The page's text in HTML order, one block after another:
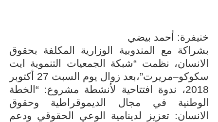
خنيفرة: أحمد بيضي
بشراكة مع المندوبية الوزارية المكلفة بحقوق
الانسان، نظمت “شبكة الجمعيات التنموية ايت
سكوكو–مريرت”،بعد زوال يوم السبت 27 أكتوبر
2018، ندوة افتتاحية لأنشطة مشروع: “الخطة
الوطنية في مجال الديموقراطية وحقوق
الانسان: تعزيز لدينامية الوعي الحقوقي ودعم